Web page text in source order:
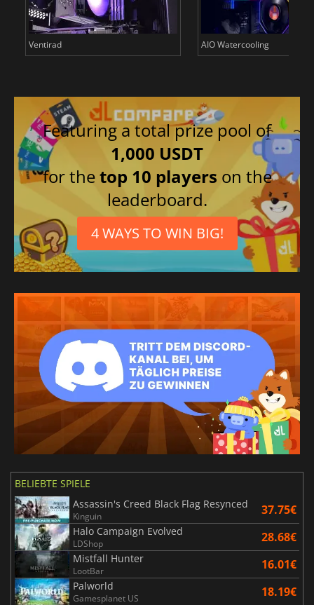
Ventirad AIO Watercooling
Featuring a total prize pool of
1,000 USDT
for thetop 10 players on the
leaderboard.
4 WAYS TO WIN BIG!
BELIEBTE SPIELE
Assassin's Creed Black Flag Resynced
Kinguin 37.75€
Halo Campaign Evolved
LDShop 28.68€
Mistfall Hunter
LootBar 16.01€
Palworld
Gamesplanet US 18.19€